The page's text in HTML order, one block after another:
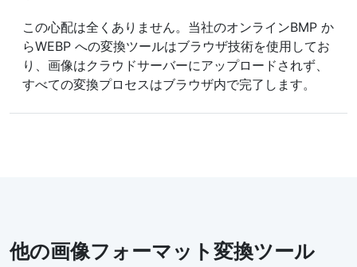
この心配は全くありません。当社のオンラインBMP か
らWEBP への変換ツールはブラウザ技術を使用してお
り、画像はクラウドサーバーにアップロードされず、
すべての変換プロセスはブラウザ内で完了します。
他の画像フォーマット変換ツール